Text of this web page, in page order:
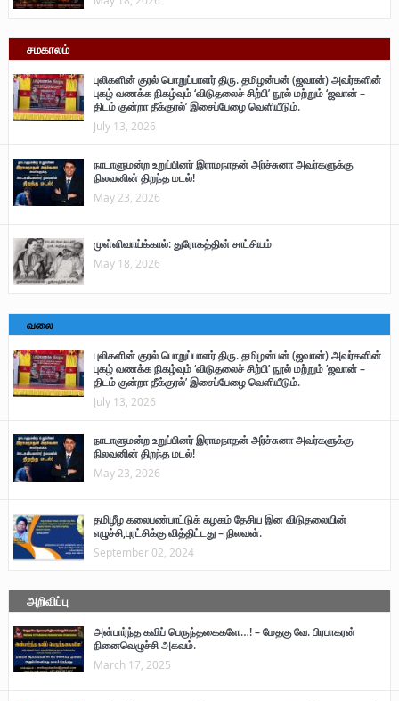
சமகாலம்
புலிகளின் குரல் பொறுப்பாளர் திரு. தமிழன்பன் (ஜவான்) அவர்களின்
புகழ் வணக்க நிகழ்வும் ‘விடுதலைச் சிற்பி’ நூல் மற்றும் ‘ஜவான் –
திடம் குன்றா தீக்குரல்’ இசைப்பேழை வெளியீடும்.
July 13, 2026
நாடாளுமன்ற உறுப்பினர் இராமநாதன் அர்ச்சுனா அவர்களுக்கு
நிலவனின் திறந்த மடல்!
May 23, 2026
முள்ளிவாய்க்கால்: துரோகத்தின் சாட்சியம்
May 18, 2026
வலை
புலிகளின் குரல் பொறுப்பாளர் திரு. தமிழன்பன் (ஜவான்) அவர்களின்
புகழ் வணக்க நிகழ்வும் ‘விடுதலைச் சிற்பி’ நூல் மற்றும் ‘ஜவான் –
திடம் குன்றா தீக்குரல்’ இசைப்பேழை வெளியீடும்.
July 13, 2026
நாடாளுமன்ற உறுப்பினர் இராமநாதன் அர்ச்சுனா அவர்களுக்கு
நிலவனின் திறந்த மடல்!
May 23, 2026
தமிழீழ கலைபண்பாட்டுக் கழகம் தேசிய இன விடுதலையின்
எழுச்சி,புரட்சிக்கு வித்திட்டது – நிலவன்.
September 02, 2024
அறிவிப்பு
அன்பார்ந்த கவிப் பெருந்தகைகளே…! – மேதகு வே. பிரபாகரன்
நினைவெழுச்சி அகவம்.
March 17, 2025